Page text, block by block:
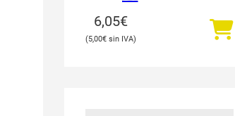
6,05€
5,00€